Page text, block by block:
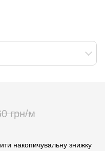
грн/м
накопичувальну знижку